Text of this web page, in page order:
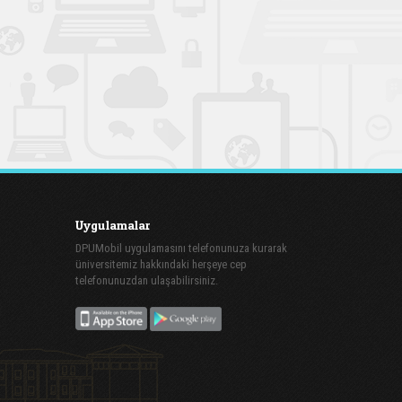
Uygulamalar
DPUMobil uygulamasını telefonunuza kurarak
üniversitemiz hakkındaki herşeye cep
telefonunuzdan ulaşabilirsiniz.